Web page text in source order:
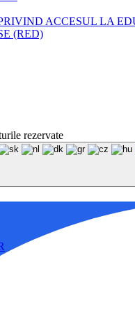
ACCESUL LA
(RED)
2021
educaționale
rezervate